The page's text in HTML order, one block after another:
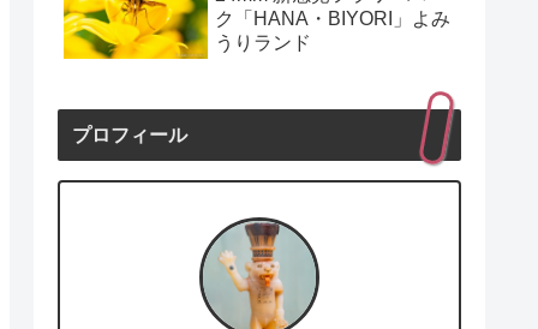
ク「HANA・BIYORI」よみ
うりランド
プロフィール